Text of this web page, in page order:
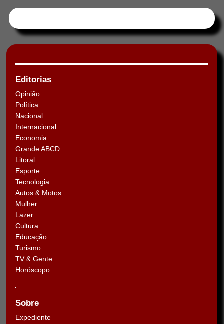
Editorias
Opinião
Política
Nacional
Internacional
Economia
Grande ABCD
Litoral
Esporte
Tecnologia
Autos & Motos
Mulher
Lazer
Cultura
Educação
Turismo
TV & Gente
Horóscopo
Sobre
Expediente